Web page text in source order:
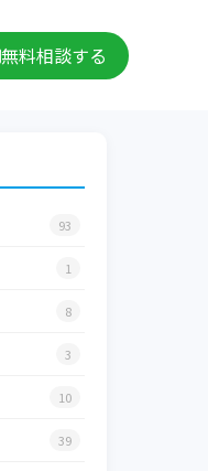
無料相談する
93
1
8
3
10
39